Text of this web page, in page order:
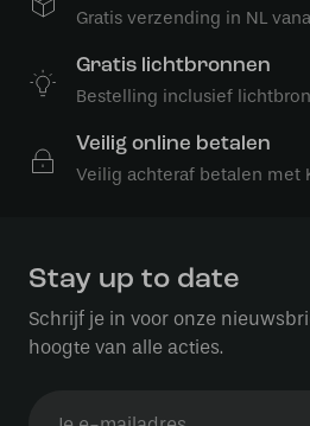
Gratis verzending in NL
Gratis lichtbronnen
Bestelling inclusief lichtbron
Veilig online betalen
Veilig achteraf betalen met
Stay up to date
Schrijf je in voor onze
hoogte van alle acties.